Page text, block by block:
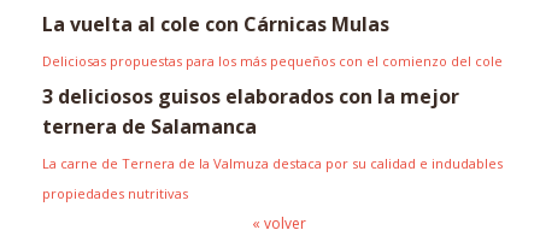
La vuelta al cole con Cárnicas Mulas
Deliciosas propuestas para los más pequeños con el comienzo del cole
3 deliciosos guisos elaborados con la mejor
ternera de Salamanca
La carne de Ternera de la Valmuza destaca por su calidad e indudables
propiedades nutritivas
« volver
Paseo Torres Villarroel, 2